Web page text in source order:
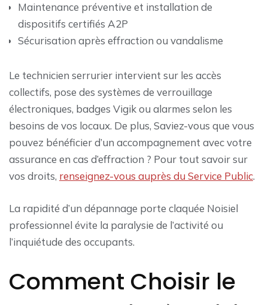
Maintenance préventive et installation de
dispositifs certifiés A2P
Sécurisation après effraction ou vandalisme
Le technicien serrurier intervient sur les accès
collectifs, pose des systèmes de verrouillage
électroniques, badges Vigik ou alarmes selon les
besoins de vos locaux. De plus, Saviez-vous que vous
pouvez bénéficier d’un accompagnement avec votre
assurance en cas d’effraction ? Pour tout savoir sur
vos droits, renseignez-vous auprès du Service Public.
La rapidité d’un dépannage porte claquée Noisiel
professionnel évite la paralysie de l’activité ou
l’inquiétude des occupants.
Comment Choisir le